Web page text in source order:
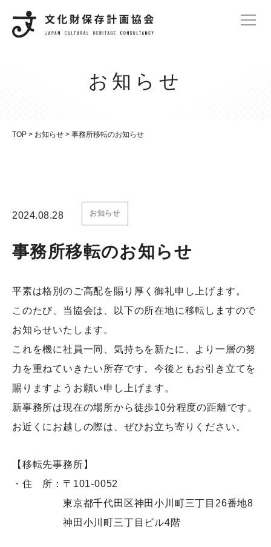
お知らせ
TOP > お知らせ > 事務所移転のお知らせ
2024.08.28 お知らせ
事務所移転のお知らせ
平素は格別のご高配を賜り厚く御礼申し上げます。
このたび、当協会は、以下の所在地に移転しますので
お知らせいたします。
これを機に社員一同、気持ちを新たに、より一層の努
力を重ねていきたい所存です。今後ともお引き立てを
賜りますようお願い申し上げます。
新事務所は現在の場所から徒歩10分程度の距離です。
お近くにお越しの際は、ぜひお立ち寄りください。
【移転先事務所】
・住 所：〒101-0052
東京都千代田区神田小川町三丁目26番地8
神田小川町三丁目ビル4階